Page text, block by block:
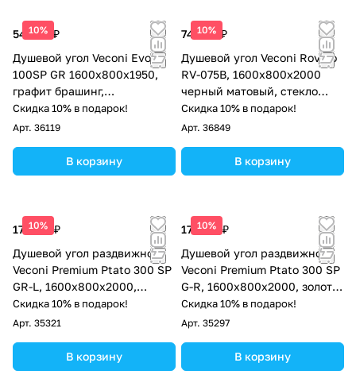
10%
54 820 ₽
Душевой угол Veconi Evo
100SP GR 1600х800x1950,
графит брашинг,
тонированное стекло
Скидка 10% в подарок!
Арт. 36119
В корзину
10%
74 962 ₽
Душевой угол Veconi Rovigo
RV-075B, 1600х800х2000
черный матовый, стекло
прозрачное
Скидка 10% в подарок!
Арт. 36849
В корзину
10%
174 177 ₽
Душевой угол раздвижной
Veconi Premium Ptato 300 SP
GR-L, 1600х800x2000,
брашированный графит,
стекло прозрачное
Скидка 10% в подарок!
Арт. 35321
В корзину
10%
174 177 ₽
Душевой угол раздвижной
Veconi Premium Ptato 300 SP
G-R, 1600х800x2000, золото
брашированный, стекло
прозрачное
Скидка 10% в подарок!
Арт. 35297
В корзину